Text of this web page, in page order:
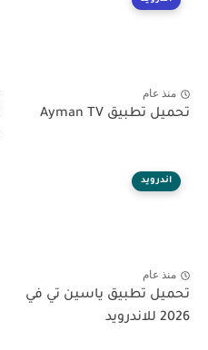
منذ عام
تحميل تطبيق Ayman TV
اندرويد
منذ عام
تحميل تطبيق ياسين تي في
2026 للاندرويد